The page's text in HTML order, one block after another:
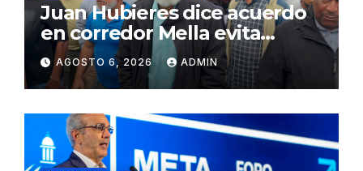
Juan Hubieres dice acuerdo
en corredor Mella evita
conflictos innecesarios
AGOSTO 6, 2026 ADMIN